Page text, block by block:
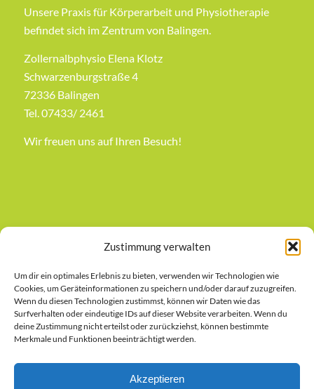
Zustimmung verwalten
Um dir ein optimales Erlebnis zu bieten, verwenden wir Technologien wie
Cookies, um Geräteinformationen zu speichern und/oder darauf zuzugreifen.
Wenn du diesen Technologien zustimmst, können wir Daten wie das
Surfverhalten oder eindeutige IDs auf dieser Website verarbeiten. Wenn du
deine Zustimmung nicht erteilst oder zurückziehst, können bestimmte
Merkmale und Funktionen beeinträchtigt werden.
Akzeptieren
Unsere Praxis für Körperarbeit und Physiotherapie
befindet sich im Zentrum von Balingen.
Zollernalbphysio Elena Klotz
Schwarzenburgstraße 4
72336 Balingen
Tel. 07433/ 2461
Wir freuen uns auf Ihren Besuch!
OpenStreetMap
anzeigenHier klicken, um den Inhalt von OpenStreetMap
anzuzeigen.
Erfahre mehr in derDatenschutzerklärung von
OpenStreetMap.
Inhalt von OpenStreetMap immer anzeigen